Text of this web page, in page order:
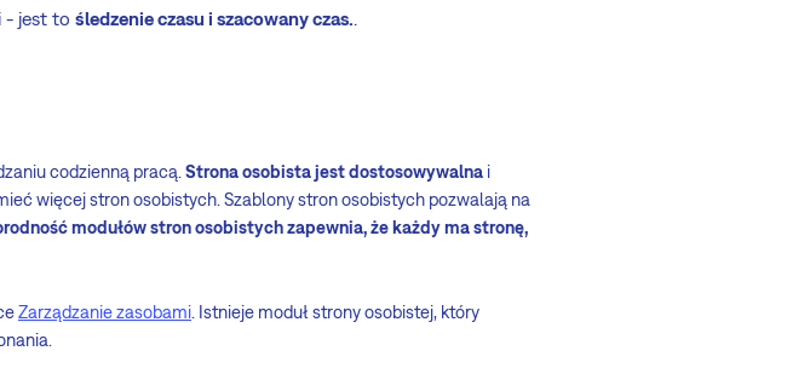
- jest to śledzenie czasu i szacowany czas..
codzienną pracą. Strona osobista jest dostosowywalna i
więcej stron osobistych. Szablony stron osobistych pozwalają na
modułów stron osobistych zapewnia, że każdy ma stronę,
Zarządzanie zasobami. Istnieje moduł strony osobistej, który